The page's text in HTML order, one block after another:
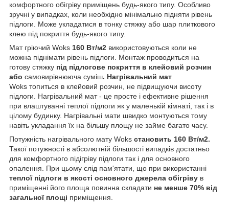
комфортного обігріву приміщень будь-якого типу. Особливо
зручні у випадках, коли необхідно мінімально підняти рівень
підлоги. Може укладатися в тонку стяжку або шар плиткового
клею під покриття будь-якого типу.
Мат гріючий Woks 160 Вт/м2 використовуються коли не
можна піднімати рівень підлоги. Монтаж проводиться на
готову стяжку під підлогове покриття в клейовий розчин
або самовирівнююча суміш. Нагрівальний мат
Woks топиться в клейовий розчин, не підвищуючи висоту
підлоги. Нагрівальний мат - це просте і ефективне рішення
при влаштуванні теплої підлоги як у маленькій кімнаті, так і в
цілому будинку. Нагрівальні мати швидко монтуються тому
навіть укладання їх на більшу площу не займе багато часу.
Потужність нагрівального мату Woks становить 160 Вт/м2.
Такої потужності в абсолютній більшості випадків достатньо
для комфортного підігріву підлоги так і для основного
опалення. При цьому слід пам'ятати, що при використанні
теплої підлоги в якості основного джерела обігріву в
приміщенні його площа повинна складати не менше 70% від
загальної площі приміщення.